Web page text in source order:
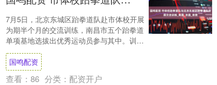
7月5日，北京东城区跆拳道队赴市体校开展
为期半个月的交流训练，南昌市五个跆拳道
单项基地选拔出优秀运动员参与其中。训练
场上，男女运动员两两分组进行实战切磋，
展现精....
国鸣配资
查看： 86 分类： 配资开户